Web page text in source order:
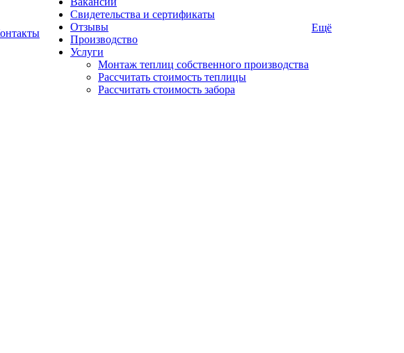
Свидетельства и сертификаты
Отзывы
Производство
Услуги
Монтаж теплиц собственного производства
Рассчитать стоимость теплицы
Рассчитать стоимость забора
Ещё